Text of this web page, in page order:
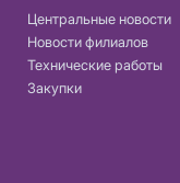
Центральные новости
Новости филиалов
Технические работы
Закупки